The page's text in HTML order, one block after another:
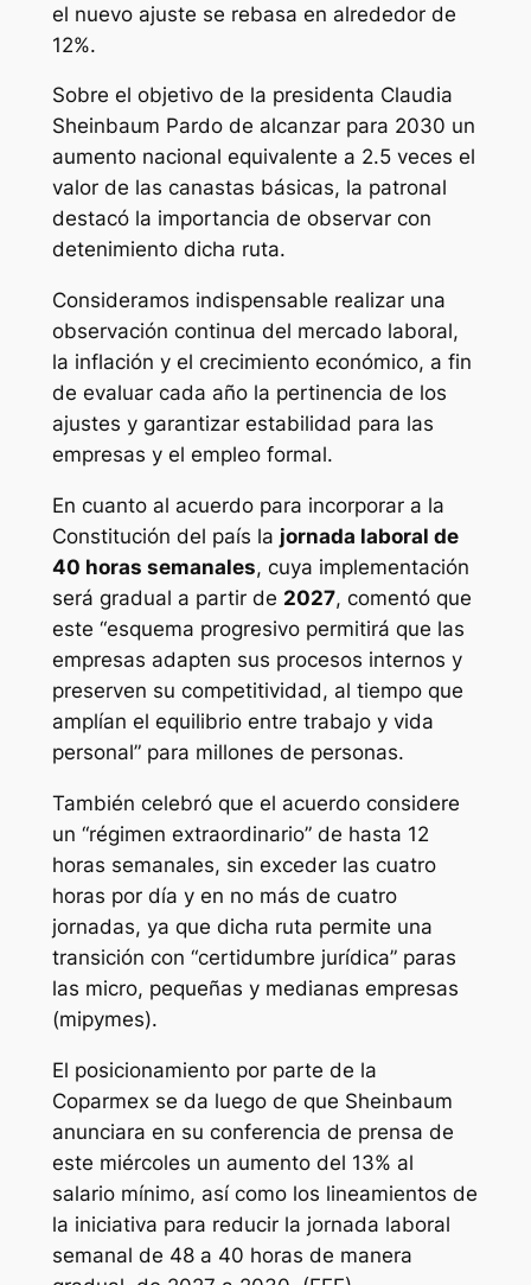
el nuevo ajuste se rebasa en alrededor de
12%.
Sobre el objetivo de la presidenta Claudia
Sheinbaum Pardo de alcanzar para 2030 un
aumento nacional equivalente a 2.5 veces el
valor de las canastas básicas, la patronal
destacó la importancia de observar con
detenimiento dicha ruta.
Consideramos indispensable realizar una
observación continua del mercado laboral,
la inflación y el crecimiento económico, a fin
de evaluar cada año la pertinencia de los
ajustes y garantizar estabilidad para las
empresas y el empleo formal.
En cuanto al acuerdo para incorporar a la
Constitución del país la jornada laboral de
40 horas semanales, cuya implementación
será gradual a partir de 2027, comentó que
este “esquema progresivo permitirá que las
empresas adapten sus procesos internos y
preserven su competitividad, al tiempo que
amplían el equilibrio entre trabajo y vida
personal” para millones de personas.
También celebró que el acuerdo considere
un “régimen extraordinario” de hasta 12
horas semanales, sin exceder las cuatro
horas por día y en no más de cuatro
jornadas, ya que dicha ruta permite una
transición con “certidumbre jurídica” paras
las micro, pequeñas y medianas empresas
(mipymes).
El posicionamiento por parte de la
Coparmex se da luego de que Sheinbaum
anunciara en su conferencia de prensa de
este miércoles un aumento del 13% al
salario mínimo, así como los lineamientos de
la iniciativa para reducir la jornada laboral
semanal de 48 a 40 horas de manera